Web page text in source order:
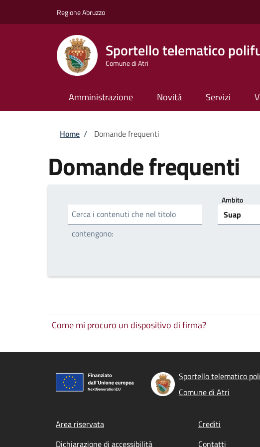
Regione Abruzzo
Sportello telematico
Comune di Atri
Amministrazione Novità Servizi
Briciole di pane
Home / Domande frequenti
Domande frequenti
Cerca i contenuti che nel titolo
contengono:
Ambito
Come mi procuro un dispositivo di firma?
Sportello telematico
Comune di Atri
Footer menu
Area riservata Crediti
Dichiarazione di accessibilità
Contatti